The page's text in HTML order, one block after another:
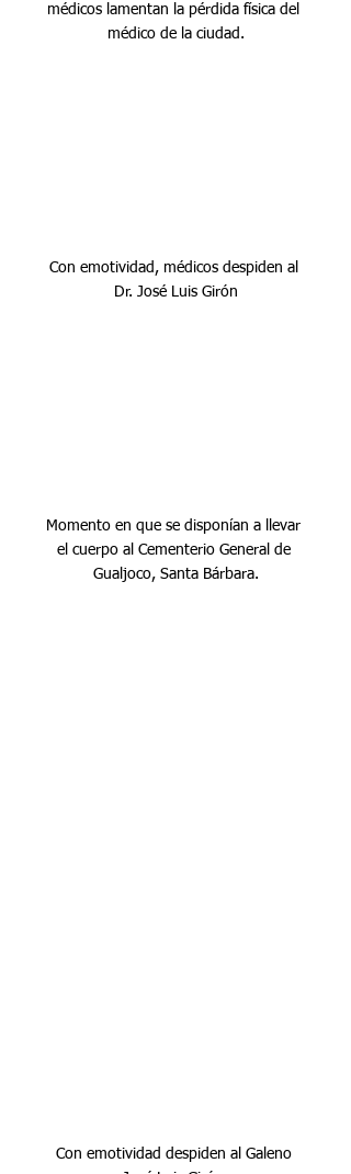
médicos lamentan la pérdida física del
médico de la ciudad.
Con emotividad, médicos despiden al
Dr. José Luis Girón
Momento en que se disponían a llevar
el cuerpo al Cementerio General de
Gualjoco, Santa Bárbara.
Con emotividad despiden al Galeno